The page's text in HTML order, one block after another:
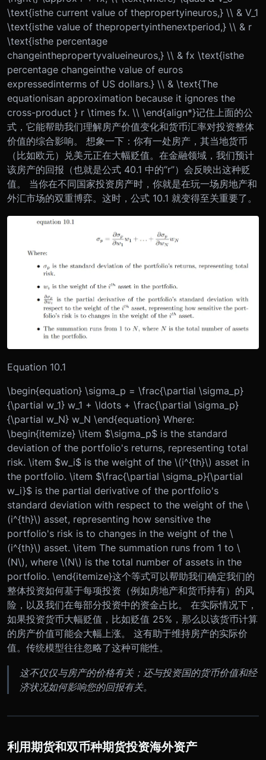
\text{isthe current value of thepropertyineuros,} \\ & V_1
\text{isthe value of thepropertyinthenextperiod,} \\ & r
\text{isthe percentage
changeinthepropertyvalueineuros,} \\ & fx \text{isthe
percentage changeinthe value of euros
expressedinterms of US dollars.} \\ & \text{The
equationisan approximation because it ignores the
cross-product } r \times fx. \\ \end{align*}记住上面的公
式，它能帮助我们理解房产价值变化和货币汇率对投资整体
价值的综合影响。 想象一下：你有一处房产，其当地货币
（比如欧元）兑美元正在大幅贬值。在金融领域，我们预计
该房产的回报（也就是公式 40.1 中的“r”）会反映出这种贬
值。 当你在不同国家投资房产时，你就是在玩一场房地产和
外汇市场的双重博弈。这时，公式 10.1 就变得至关重要了。
Equation 10.1
\begin{equation} \sigma_p = \frac{\partial \sigma_p}
{\partial w_1} w_1 + \ldots + \frac{\partial \sigma_p}
{\partial w_N} w_N \end{equation} Where:
\begin{itemize} \item $\sigma_p$ is the standard
deviation of the portfolio's returns, representing total
risk. \item $w_i$ is the weight of the \(i^{th}\) asset in
the portfolio. \item $\frac{\partial \sigma_p}{\partial
w_i}$ is the partial derivative of the portfolio's
standard deviation with respect to the weight of the \
(i^{th}\) asset, representing how sensitive the
portfolio's risk is to changes in the weight of the \
(i^{th}\) asset. \item The summation runs from 1 to \
(N\), where \(N\) is the total number of assets in the
portfolio. \end{itemize}这个等式可以帮助我们确定我们的
整体投资如何基于每项投资（例如房地产和货币持有）的风
险，以及我们在每部分投资中的资金占比。 在实际情况下，
如果投资货币大幅贬值，比如贬值 25%，那么以该货币计算
的房产价值可能会大幅上涨。 这有助于维持房产的实际价
值。传统模型往往忽略了这种可能性。
这不仅仅与房产的价格有关；还与投资国的货币价值和经
济状况如何影响您的回报有关。
利用期货和双币种期货投资海外资产